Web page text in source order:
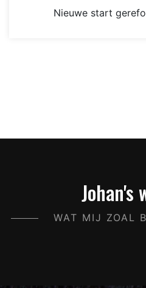
Nieuwe start
Johan's
WAT MIJ ZOAL